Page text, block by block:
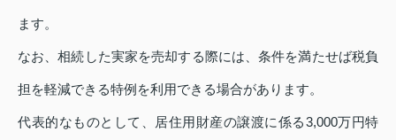
ます。
なお、相続した実家を売却する際には、条件を満たせば税負
担を軽減できる特例を利用できる場合があります。
代表的なものとして、居住用財産の譲渡に係る3,000万円特